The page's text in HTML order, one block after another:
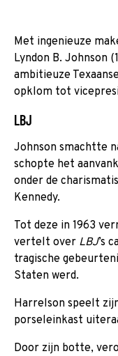
Met ingenieuze
Lyndon B. Johnson
ambitieuze
opklom tot
LBJ
Johnson smachtte
schopte het
onder de
Kennedy.
Tot deze in 1963
vertelt over LBJ’s
tragische
Staten werd.
Harrelson speelt
porseleinkast
Door zijn botte,